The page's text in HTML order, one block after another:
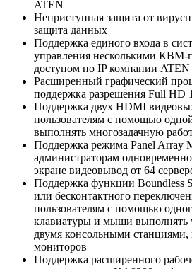
ATEN
Неприступная защита от
защита данных
Поддержка единого входа в
управления несколькими КВМ-
доступом по IP компании ATEN
Расширенный графический
поддержка разрешения Full HD
Поддержка двух HDMI
пользователям с помощью
выполнять многозадачную
Поддержка режима Panel Array
администраторам
экране видеовывод от 64
Поддержка функции Boundless
или бесконтактного
пользователям с помощью
клавиатуры и мыши выполнять
двумя консольными станциями,
мониторов
Поддержка расширенного